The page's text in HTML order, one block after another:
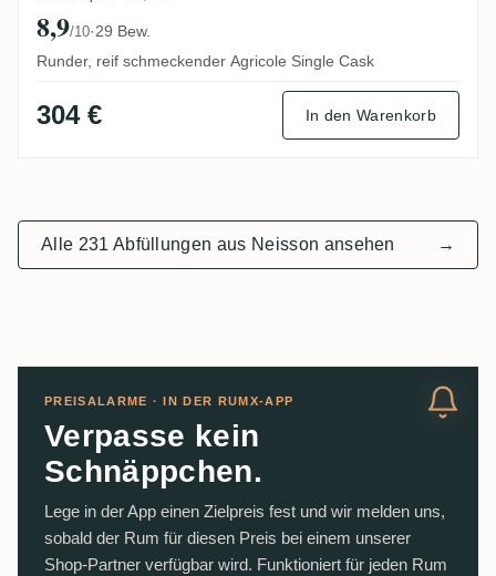
8,9/10·29 Bew.
Runder, reif schmeckender Agricole Single Cask
304 € In den Warenkorb
Alle 231 Abfüllungen aus Neisson ansehen →
PREISALARME · IN DER RUMX-APP
Verpasse kein
Schnäppchen.
Lege in der App einen Zielpreis fest und wir melden uns,
sobald der Rum für diesen Preis bei einem unserer
Shop-Partner verfügbar wird. Funktioniert für jeden Rum